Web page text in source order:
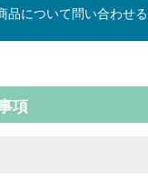
品について問い合わせる
項